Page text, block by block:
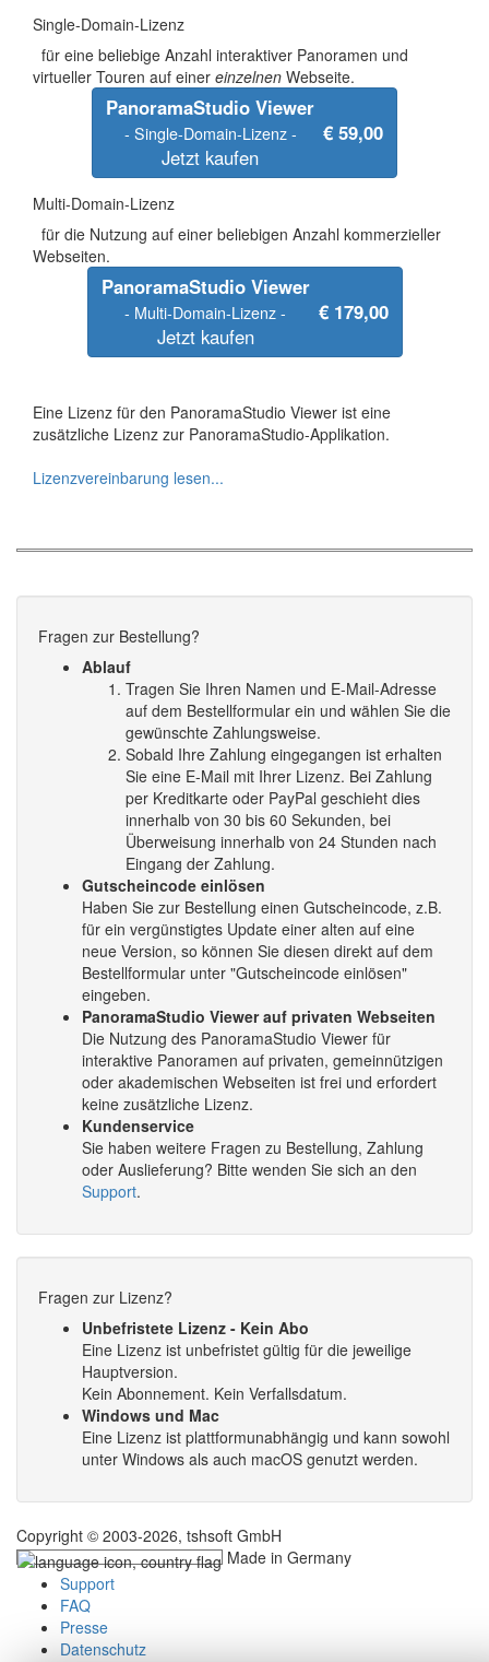
Single-Domain-Lizenz
für eine beliebige Anzahl interaktiver Panoramen und
virtueller Touren auf einer einzelnen Webseite.
PanoramaStudio Viewer
- Single-Domain-Lizenz -
Jetzt kaufen
€ 59,00
Multi-Domain-Lizenz
für die Nutzung auf einer beliebigen Anzahl kommerzieller
Webseiten.
PanoramaStudio Viewer
- Multi-Domain-Lizenz -
Jetzt kaufen
€ 179,00
Eine Lizenz für den PanoramaStudio Viewer ist eine
zusätzliche Lizenz zur PanoramaStudio-Applikation.
Lizenzvereinbarung lesen...
Fragen zur Bestellung?
Ablauf
Tragen Sie Ihren Namen und E-Mail-Adresse
auf dem Bestellformular ein und wählen Sie die
gewünschte Zahlungsweise.
Sobald Ihre Zahlung eingegangen ist erhalten
Sie eine E-Mail mit Ihrer Lizenz. Bei Zahlung
per Kreditkarte oder PayPal geschieht dies
innerhalb von 30 bis 60 Sekunden, bei
Überweisung innerhalb von 24 Stunden nach
Eingang der Zahlung.
Gutscheincode einlösen
Haben Sie zur Bestellung einen Gutscheincode, z.B.
für ein vergünstigtes Update einer alten auf eine
neue Version, so können Sie diesen direkt auf dem
Bestellformular unter "Gutscheincode einlösen"
eingeben.
PanoramaStudio Viewer auf privaten Webseiten
Die Nutzung des PanoramaStudio Viewer für
interaktive Panoramen auf privaten, gemeinnützigen
oder akademischen Webseiten ist frei und erfordert
keine zusätzliche Lizenz.
Kundenservice
Sie haben weitere Fragen zu Bestellung, Zahlung
oder Auslieferung? Bitte wenden Sie sich an den
Support.
Fragen zur Lizenz?
Unbefristete Lizenz - Kein Abo
Eine Lizenz ist unbefristet gültig für die jeweilige
Hauptversion.
Kein Abonnement. Kein Verfallsdatum.
Windows und Mac
Eine Lizenz ist plattformunabhängig und kann sowohl
unter Windows als auch macOS genutzt werden.
Copyright © 2003-2026, tshsoft GmbH
Made in Germany
Support
FAQ
Presse
Datenschutz